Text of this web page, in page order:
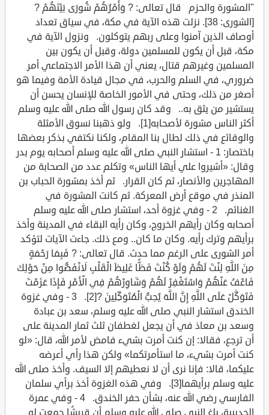
"المشورة والحزم قال تعالى: ? وَأَمْرُهُمْ شُورَى بَيْنَهُمْ ?
[الشورى: 38]. نزلت هذه الآية في مكة، في سياق تعداد
أوصاف الذين آمنوا وعلى ربهم يتوكلون. ونزول الآية في
مكة، قبل أن يكون للمسلمين دولة، وقبل أن يكون بين
المسلمين وغيرهم قتال، يعني أن هذا الأمر الاجتماعي أمر
ضروري، في السلم والحرب، في مجال قيادة الأمة وفيما هو
أصغر من ذلك، وحتى في الأمور الخاصة للإنسان يحسن أن
يستشير من يثق به.. وقد كان رسول الله صلى الله عليه وسلم
أكثر الناس مشورة لأصحابه[1]. ولو ذهبنا نسوق الأمثلة
والوقائع في ذلك لطال بنا المقام، ولكنا نكتفي بذكر بعضها
باختصار: 1 - استشار النبي صلى الله عليه وسلم أصحابه يوم بدر
وقال: «أشيروا علي أيها الناس» وتكلم عدد من الصحابة من
المهاجرين والأنصار، ثم كان القرار. ثم أخذ بمشورة الحباب بن
المنذر في موقع أرض المعركة. ثم كانت المشورة في
الغنائم. 2 - وفي غزوة أحد، استشار صلى الله عليه وسلم
أصحابه وكان رأيهم الخروج، وكان رأيه البقاء في المدينة وأخذ
برأيهم وترك رأيه. وكان ما كان.. ومع ذلك. جاءت الآيات لتؤكد
أمر الشورى على الرغم مما حدث. قال تعالى: ? فَبِمَا رَحْمَةٍ
مِنَ اللَّهِ لِنْتَ لَهُمْ وَلَوْ كُنْتَ فَظًّا غَلِيظَ الْقَلْبِ لَانْفَضُّوا مِنْ حَوْلِكَ
فَاعْفُ عَنْهُمْ وَاسْتَغْفِرْ لَهُمْ وَشَاوِرْهُمْ فِي الْأَمْرِ فَإِذَا عَزَمْتَ
فَتَوَكَّلْ عَلَى اللَّهِ إِنَّ اللَّهَ يُحِبُّ الْمُتَوَكِّلِينَ ?[2]. 3 - وفي غزوة
الخندق استشار النبي صلى الله عليه وسلم، سعد بن عبادة
وسعد بن معاذ في أن يجعل لغطفان ثلث ثمار المدينة على
أن ترجع، فقالا: إن كنت أمرت بشيء فامض لأمر الله، قال: «لو
كنت أمرت بشيء، ما استأمرتكما» ولكن هذا رأي أعرضه
عليكما، قالا: فإنا نرى أن لا نعطيهم إلا السيف. وأخذ صلى الله
عليه وسلم برأيهما[3]. وفي هذه الغزوة أخذ برأي سلمان
الفارسي رضي الله عنه، بشأن حفر الخندق. 4 - وفي عمرة